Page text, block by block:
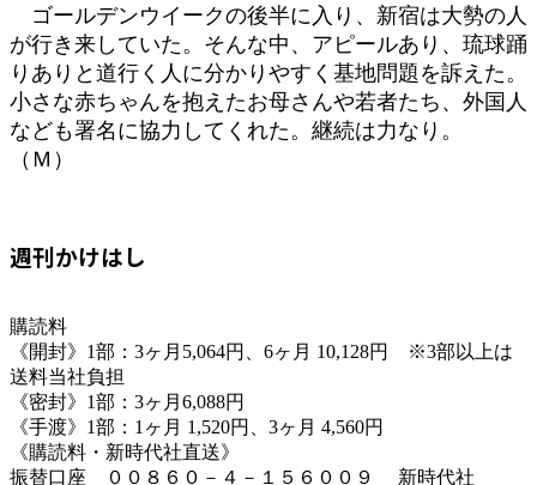
ゴールデンウイークの後半に入り、新宿は大勢の人
が行き来していた。そんな中、アピールあり、琉球踊
りありと道行く人に分かりやすく基地問題を訴えた。
小さな赤ちゃんを抱えたお母さんや若者たち、外国人
なども署名に協力してくれた。継続は力なり。
（Ｍ）
週刊かけはし
購読料
《開封》1部：3ヶ月5,064円、6ヶ月 10,128円 ※3部以上は
送料当社負担
《密封》1部：3ヶ月6,088円
《手渡》1部：1ヶ月 1,520円、3ヶ月 4,560円
《購読料・新時代社直送》
振替口座 ００８６０－４－１５６００９ 新時代社